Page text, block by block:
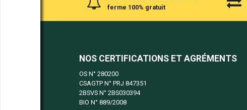
ferme 100% gratuit
NOS CERTIFICATIONS ET AGRÉMENTS
OS N° 280200
CSAGTP N° PRJ 847351
2BSVS N° 2BS030394
BIO N° 889/2008